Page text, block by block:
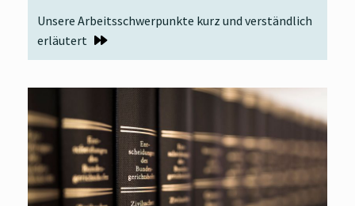
Unsere Arbeitsschwerpunkte kurz und verständlich
erläutert